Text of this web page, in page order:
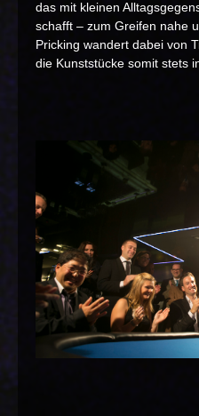
das mit kleinen
schafft – zum Greifen nahe
Pricking wandert dabei von
die Kunststücke somit stets